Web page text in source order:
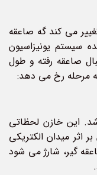
می کند گه صاعقه
سیستم یونیزاسیون
صاعقه رفته و طول
مرحله رخ می­ دهد:
این خازن لحظاتی
اثر میدان الکتریکی
گیر، شارژ می شود